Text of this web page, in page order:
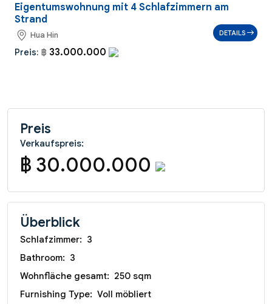
Eigentumswohnung mit 4 Schlafzimmern am
Strand
Hua Hin
Preis: ฿ 33.000.000
DETAILS
Preis
Verkaufspreis:
฿ 30.000.000
Überblick
Schlafzimmer: 3
Bathroom: 3
Wohnfläche gesamt: 250 sqm
Furnishing Type: Voll möbliert